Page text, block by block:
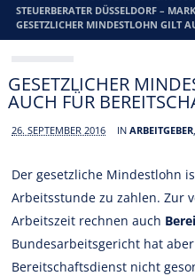
STEUERBERATER DÜSSELDORF –
GESETZLICHER MINDESTLOHN GILT
GESETZLICHER
AUCH FÜR
26. SEPTEMBER 2016 INARBEITGEBER
Der gesetzliche Mindestlohn
Arbeitsstunde zu zahlen. Zur
Arbeitszeit rechnen auch
Bundesarbeitsgericht hat
Bereitschaftsdienst nicht